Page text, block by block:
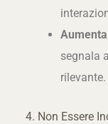
segnala
rilevante.
4. Non Essere